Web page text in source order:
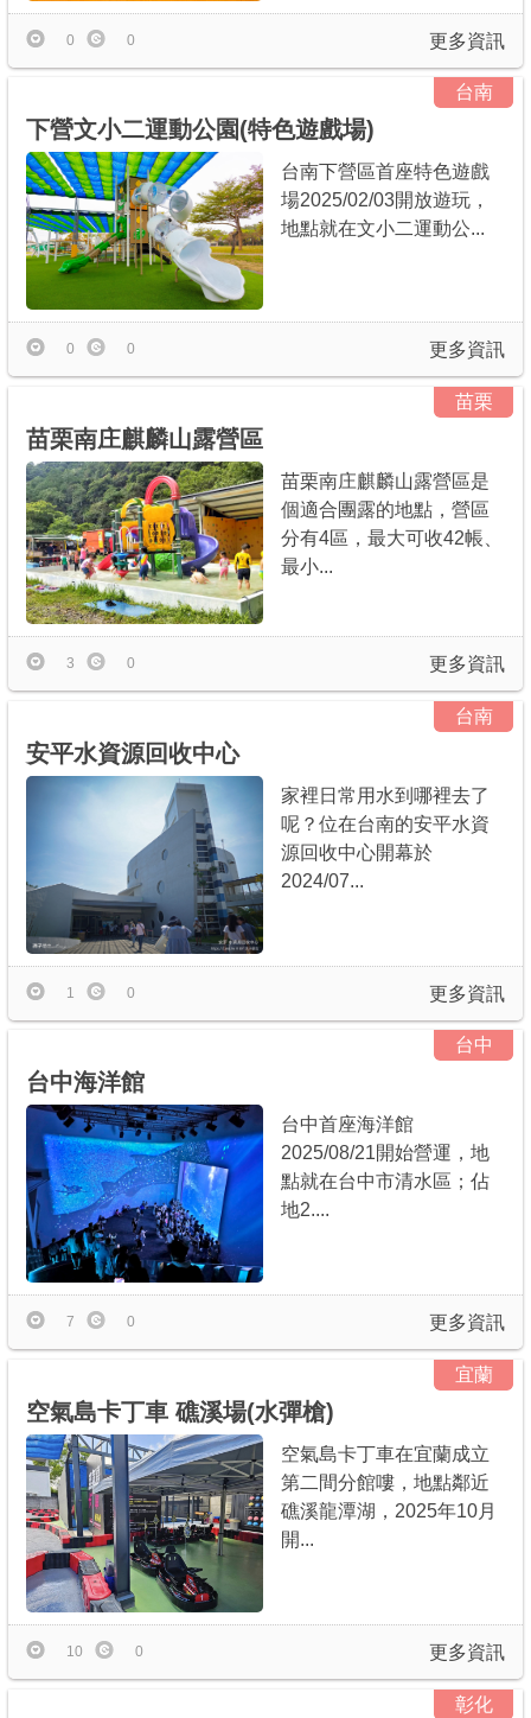
更多資訊
0 0
台南
下營文小二運動公園(特色遊戲場)
台南下營區首座特色遊戲
場2025/02/03開放遊玩，
地點就在文小二運動公...
更多資訊
0 0
苗栗
苗栗南庄麒麟山露營區
苗栗南庄麒麟山露營區是
個適合團露的地點，營區
分有4區，最大可收42帳、
最小...
更多資訊
3 0
台南
安平水資源回收中心
家裡日常用水到哪裡去了
呢？位在台南的安平水資
源回收中心開幕於
2024/07...
更多資訊
1 0
台中
台中海洋館
台中首座海洋館
2025/08/21開始營運，地
點就在台中市清水區；佔
地2....
更多資訊
7 0
宜蘭
空氣島卡丁車 礁溪場(水彈槍)
空氣島卡丁車在宜蘭成立
第二間分館嘍，地點鄰近
礁溪龍潭湖，2025年10月
開...
更多資訊
10 0
彰化